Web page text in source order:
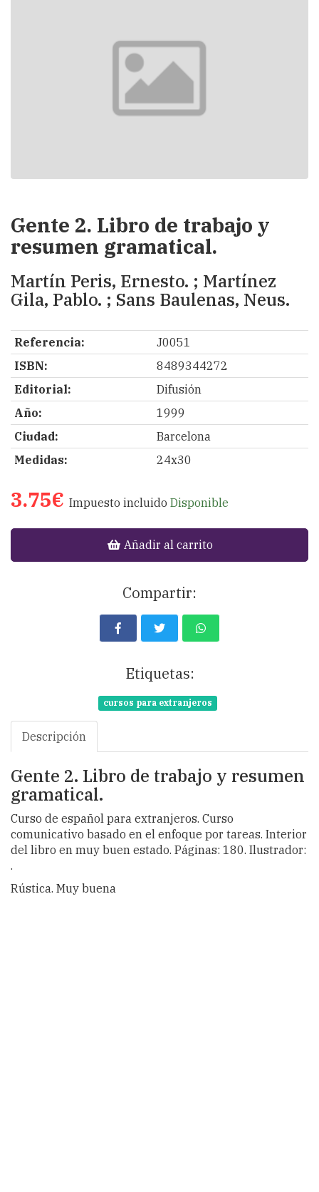
Gente 2. Libro de trabajo y
resumen gramatical.
Martín Peris, Ernesto. ; Martínez
Gila, Pablo. ; Sans Baulenas, Neus.
Referencia:
J0051
ISBN:
8489344272
Editorial:
Difusión
Año:
1999
Ciudad:
Barcelona
Medidas:
24x30
3.75€ Impuesto incluido Disponible
Añadir al carrito
Compartir:
Etiquetas:
cursos para extranjeros
Descripción
Gente 2. Libro de trabajo y resumen
gramatical.
Curso de español para extranjeros. Curso
comunicativo basado en el enfoque por tareas. Interior
del libro en muy buen estado. Páginas: 180. Ilustrador:
.
Rústica. Muy buena